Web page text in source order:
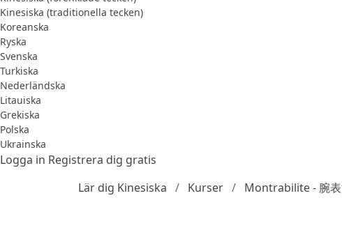
Kinesiska (traditionella tecken)
Koreanska
Ryska
Svenska
Turkiska
Nederländska
Litauiska
Grekiska
Polska
Ukrainska
Logga in Registrera dig gratis
Lär dig Kinesiska
Kurser Montrabilite - 腕